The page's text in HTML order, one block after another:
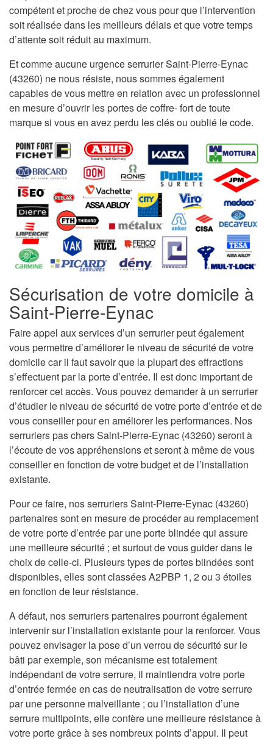
compétent et proche de chez vous pour que l’intervention
soit réalisée dans les meilleurs délais et que votre temps
d’attente soit réduit au maximum.
Et comme aucune urgence serrurier Saint-Pierre-Eynac
(43260) ne nous résiste, nous sommes également
capables de vous mettre en relation avec un professionnel
en mesure d’ouvrir les portes de coffre- fort de toute
marque si vous en avez perdu les clés ou oublié le code.
Sécurisation de votre domicile à
Saint-Pierre-Eynac
Faire appel aux services d’un serrurier peut également
vous permettre d’améliorer le niveau de sécurité de votre
domicile car il faut savoir que la plupart des effractions
s’effectuent par la porte d’entrée. Il est donc important de
renforcer cet accès. Vous pouvez demander à un serrurier
d’étudier le niveau de sécurité de votre porte d’entrée et de
vous conseiller pour en améliorer les performances. Nos
serruriers pas chers Saint-Pierre-Eynac (43260) seront à
l’écoute de vos appréhensions et seront à même de vous
conseiller en fonction de votre budget et de l’installation
existante.
Pour ce faire, nos serruriers Saint-Pierre-Eynac (43260)
partenaires sont en mesure de procéder au remplacement
de votre porte d’entrée par une porte blindée qui assure
une meilleure sécurité ; et surtout de vous guider dans le
choix de celle-ci. Plusieurs types de portes blindées sont
disponibles, elles sont classées A2PBP 1, 2 ou 3 étoiles
en fonction de leur résistance.
A défaut, nos serruriers partenaires pourront également
intervenir sur l’installation existante pour la renforcer. Vous
pouvez envisager la pose d’un verrou de sécurité sur le
bâti par exemple, son mécanisme est totalement
indépendant de votre serrure, il maintiendra votre porte
d’entrée fermée en cas de neutralisation de votre serrure
par une personne malveillante ; ou l’installation d’une
serrure multipoints, elle confère une meilleure résistance à
votre porte grâce à ses nombreux points d’appui. Il peut